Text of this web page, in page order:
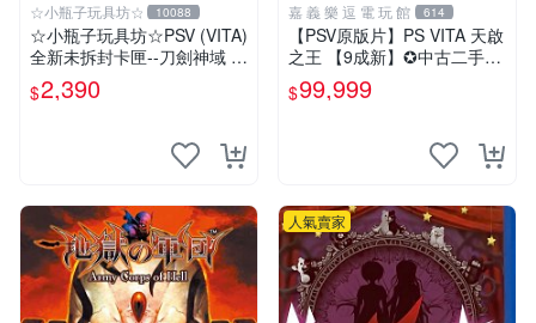
☆小瓶子玩具坊☆ 10088
☆小瓶子玩具坊☆PSV (VITA)
全新未拆封卡匣--刀劍神域 -L
ost Song- 中文版 限定版
$2,390
嘉 義 樂 逗 電 玩 館 614
【PSV原版片】PS VITA 天啟
之王 【9成新】✪中古二手✪
嘉義樂逗電玩館
$99,999
人氣賣家